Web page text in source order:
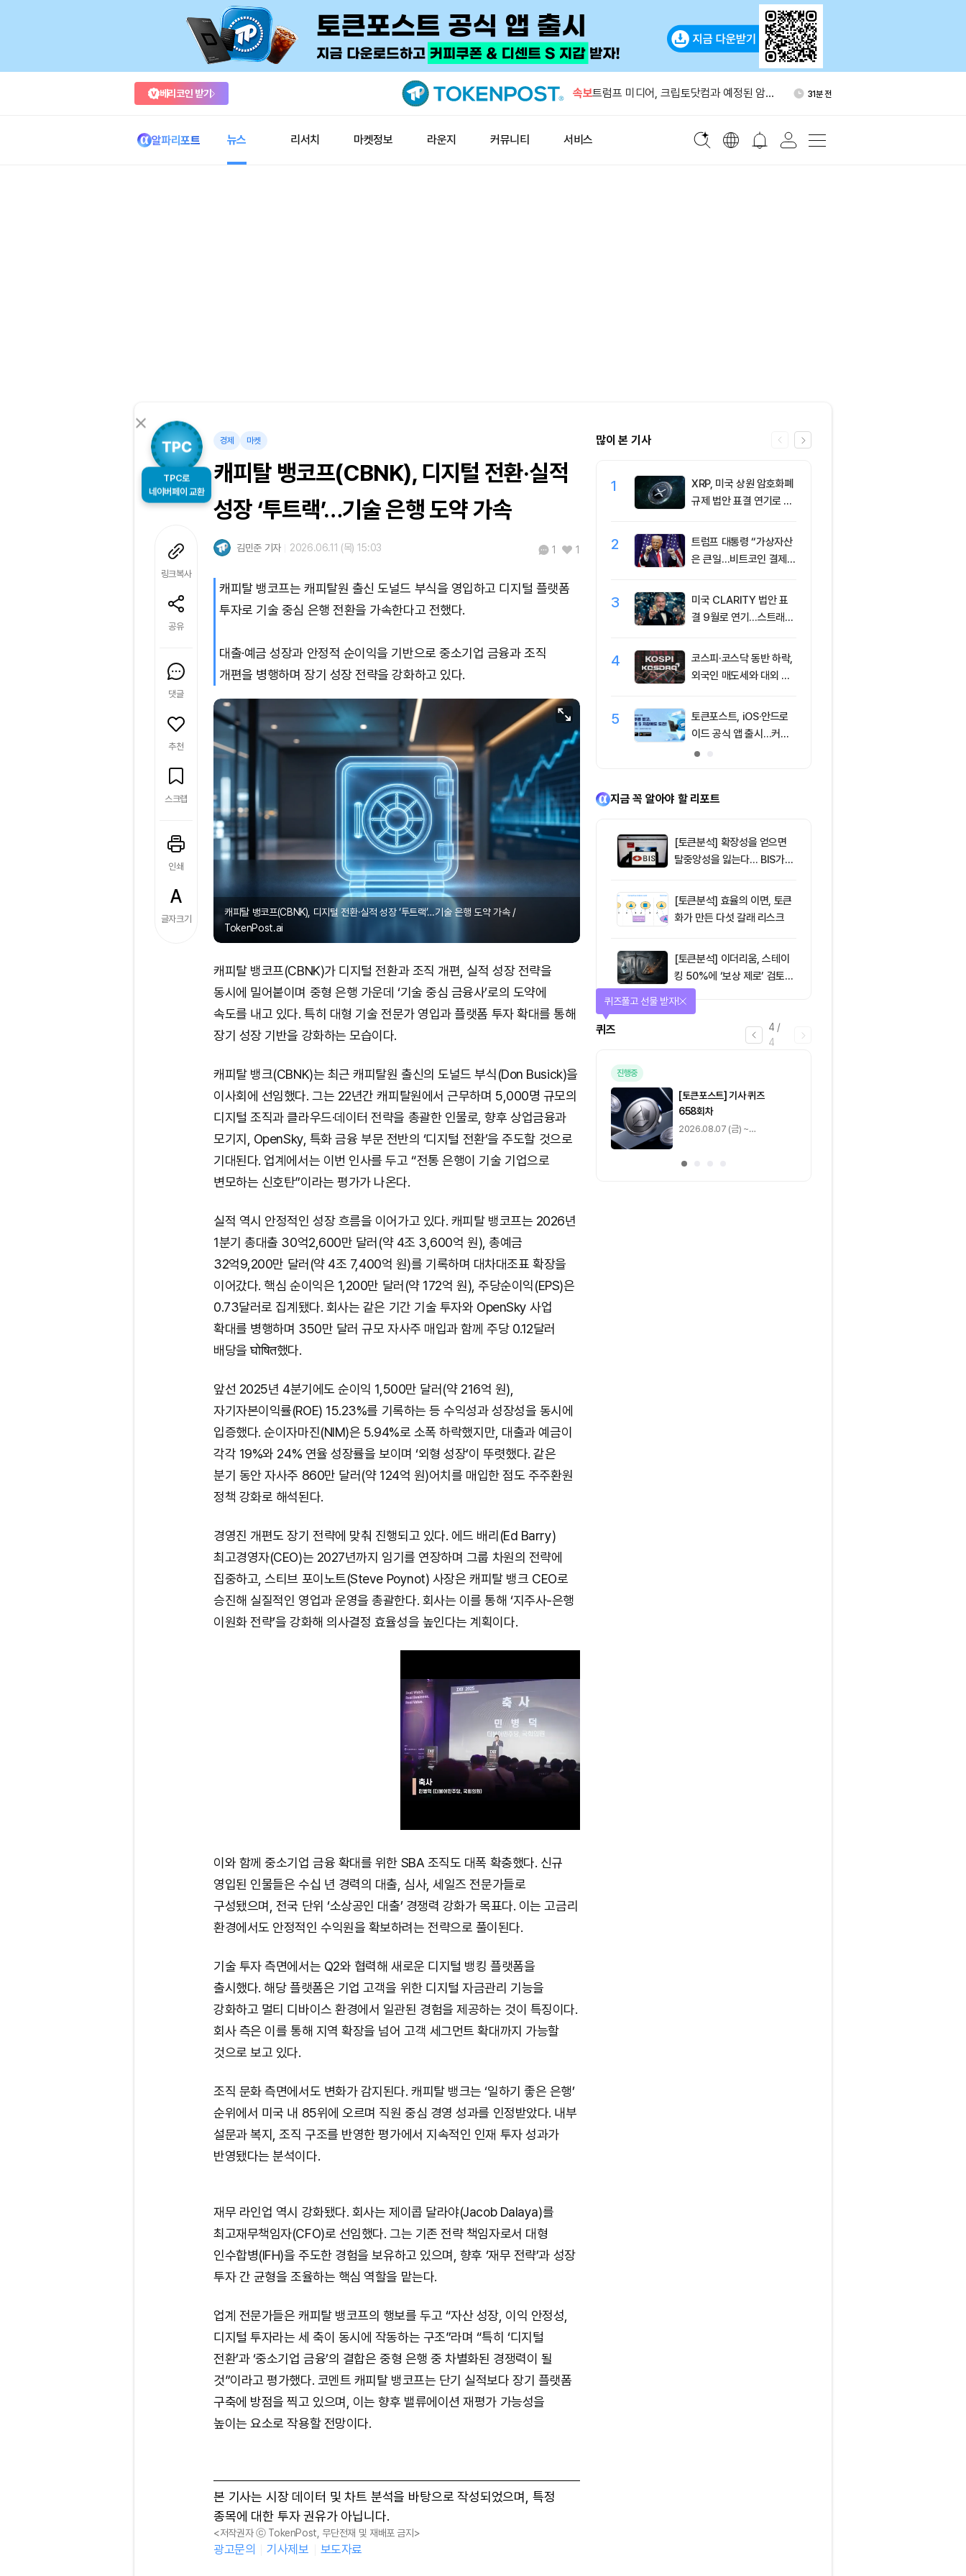
베리코인 받기 속보
월드리버티, WLFI 1억개 바이낸스 입금 1시간 전
트럼프 미디어, 크립토닷컴과 예정된 암호
31분 전
알파리포트 뉴스 리서치 마켓정보 라운지 커뮤니티 서비스
TPC로
네이버페이 교환
링크복사
공유
댓글
추천
스크랩
인쇄
글자크기
경제 마켓
캐피탈 뱅코프(CBNK), 디지털 전환·실적
성장 ‘투트랙’…기술 은행 도약 가속
김민준 기자 2026.06.11 (목) 15:03 1 1
캐피탈 뱅코프는 캐피탈원 출신 도널드 부식을 영입하고 디지털 플랫폼
투자로 기술 중심 은행 전환을 가속한다고 전했다.
대출·예금 성장과 안정적 순이익을 기반으로 중소기업 금융과 조직
개편을 병행하며 장기 성장 전략을 강화하고 있다.
캐피탈 뱅코프(CBNK), 디지털 전환·실적 성장 ‘투트랙’…기술 은행 도약 가속 /
TokenPost.ai
캐피탈 뱅코프(CBNK)가 디지털 전환과 조직 개편, 실적 성장 전략을
동시에 밀어붙이며 중형 은행 가운데 ‘기술 중심 금융사’로의 도약에
속도를 내고 있다. 특히 대형 기술 전문가 영입과 플랫폼 투자 확대를 통해
장기 성장 기반을 강화하는 모습이다.
캐피탈 뱅크(CBNK)는 최근 캐피탈원 출신의 도널드 부식(Don Busick)을
이사회에 선임했다. 그는 22년간 캐피탈원에서 근무하며 5,000명 규모의
디지털 조직과 클라우드·데이터 전략을 총괄한 인물로, 향후 상업금융과
모기지, OpenSky, 특화 금융 부문 전반의 ‘디지털 전환’을 주도할 것으로
기대된다. 업계에서는 이번 인사를 두고 “전통 은행이 기술 기업으로
변모하는 신호탄”이라는 평가가 나온다.
실적 역시 안정적인 성장 흐름을 이어가고 있다. 캐피탈 뱅코프는 2026년
1분기 총대출 30억2,600만 달러(약 4조 3,600억 원), 총예금
32억9,200만 달러(약 4조 7,400억 원)를 기록하며 대차대조표 확장을
이어갔다. 핵심 순이익은 1,200만 달러(약 172억 원), 주당순이익(EPS)은
0.73달러로 집계됐다. 회사는 같은 기간 기술 투자와 OpenSky 사업
확대를 병행하며 350만 달러 규모 자사주 매입과 함께 주당 0.12달러
배당을 घोषित했다.
앞선 2025년 4분기에도 순이익 1,500만 달러(약 216억 원),
자기자본이익률(ROE) 15.23%를 기록하는 등 수익성과 성장성을 동시에
입증했다. 순이자마진(NIM)은 5.94%로 소폭 하락했지만, 대출과 예금이
각각 19%와 24% 연율 성장률을 보이며 ‘외형 성장’이 뚜렷했다. 같은
분기 동안 자사주 860만 달러(약 124억 원)어치를 매입한 점도 주주환원
정책 강화로 해석된다.
경영진 개편도 장기 전략에 맞춰 진행되고 있다. 에드 배리(Ed Barry)
최고경영자(CEO)는 2027년까지 임기를 연장하며 그룹 차원의 전략에
집중하고, 스티브 포이노트(Steve Poynot) 사장은 캐피탈 뱅크 CEO로
승진해 실질적인 영업과 운영을 총괄한다. 회사는 이를 통해 ‘지주사-은행
이원화 전략’을 강화해 의사결정 효율성을 높인다는 계획이다.
u
이와 함께 중소기업 금융 확대를 위한 SBA 조직도 대폭 확충했다. 신규
영입된 인물들은 수십 년 경력의 대출, 심사, 세일즈 전문가들로
구성됐으며, 전국 단위 ‘소상공인 대출’ 경쟁력 강화가 목표다. 이는 고금리
환경에서도 안정적인 수익원을 확보하려는 전략으로 풀이된다.
기술 투자 측면에서는 Q2와 협력해 새로운 디지털 뱅킹 플랫폼을
출시했다. 해당 플랫폼은 기업 고객을 위한 디지털 자금관리 기능을
강화하고 멀티 디바이스 환경에서 일관된 경험을 제공하는 것이 특징이다.
회사 측은 이를 통해 지역 확장을 넘어 고객 세그먼트 확대까지 가능할
것으로 보고 있다.
조직 문화 측면에서도 변화가 감지된다. 캐피탈 뱅크는 ‘일하기 좋은 은행’
순위에서 미국 내 85위에 오르며 직원 중심 경영 성과를 인정받았다. 내부
설문과 복지, 조직 구조를 반영한 평가에서 지속적인 인재 투자 성과가
반영됐다는 분석이다.
재무 라인업 역시 강화됐다. 회사는 제이콥 달라야(Jacob Dalaya)를
최고재무책임자(CFO)로 선임했다. 그는 기존 전략 책임자로서 대형
인수합병(IFH)을 주도한 경험을 보유하고 있으며, 향후 ‘재무 전략’과 성장
투자 간 균형을 조율하는 핵심 역할을 맡는다.
업계 전문가들은 캐피탈 뱅코프의 행보를 두고 “자산 성장, 이익 안정성,
디지털 투자라는 세 축이 동시에 작동하는 구조”라며 “특히 ‘디지털
전환’과 ‘중소기업 금융’의 결합은 중형 은행 중 차별화된 경쟁력이 될
것”이라고 평가했다. 코멘트 캐피탈 뱅코프는 단기 실적보다 장기 플랫폼
구축에 방점을 찍고 있으며, 이는 향후 밸류에이션 재평가 가능성을
높이는 요소로 작용할 전망이다.
본 기사는 시장 데이터 및 차트 분석을 바탕으로 작성되었으며, 특정
종목에 대한 투자 권유가 아닙니다.
<저작권자 ⓒ TokenPost, 무단전재 및 재배포 금지>
광고문의 기사제보 보도자료
많이 본 기사
1
XRP, 미국 상원 암호화폐
규제 법안 표결 연기로 급
2
트럼프 대통령 “가상자산
은 큰일…비트코인 결제
3
미국 CLARITY 법안 표
결 9월로 연기…스트래티
4
코스피·코스닥 동반 하락,
외국인 매도세와 대외 불
5
토큰포스트, iOS·안드로
이드 공식 앱 출시…커피
쿠폰·디센트 S 지갑 증정
지금 꼭 알아야 할 리포트
[토큰분석] 확장성을 얻으면
탈중앙성을 잃는다… BIS가
학’
[토큰분석] 효율의 이면, 토큰
화가 만든 다섯 갈래 리스크
[토큰분석] 이더리움, 스테이
킹 50%에 ‘보상 제로’ 검토…
통화정책 개편인가 탈중앙화
역행인가
4 /
4
퀴즈
퀴즈풀고 선물 받자!
진행중
[토큰포스트] 기사 퀴즈
658회차
2026.08.07 (금) ~